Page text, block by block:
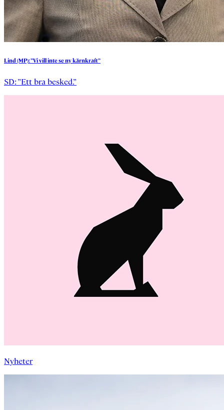
Lind(MP):”Vivillintesenykärnkraft”
SD: ”Ett bra besked.”
Nyheter